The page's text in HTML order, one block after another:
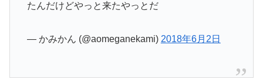
たんだけどやっと来たやっとだ
— かみかん (@aomeganekami) 2018年6月2日